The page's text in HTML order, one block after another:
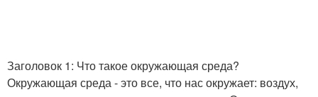
Заголовок 1: Что такое окружающая среда?
Окружающая среда - это все, что нас окружает: воздух,